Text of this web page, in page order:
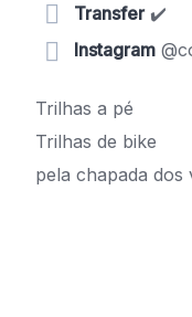
Transfer✔️
Instagram
Trilhas a pé
Trilhas de bike
pela chapada dos